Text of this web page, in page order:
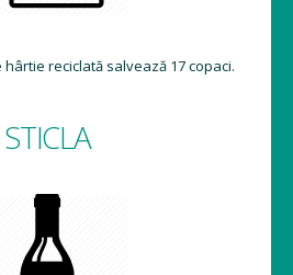
reciclată salvează 17 copaci.
STICLA